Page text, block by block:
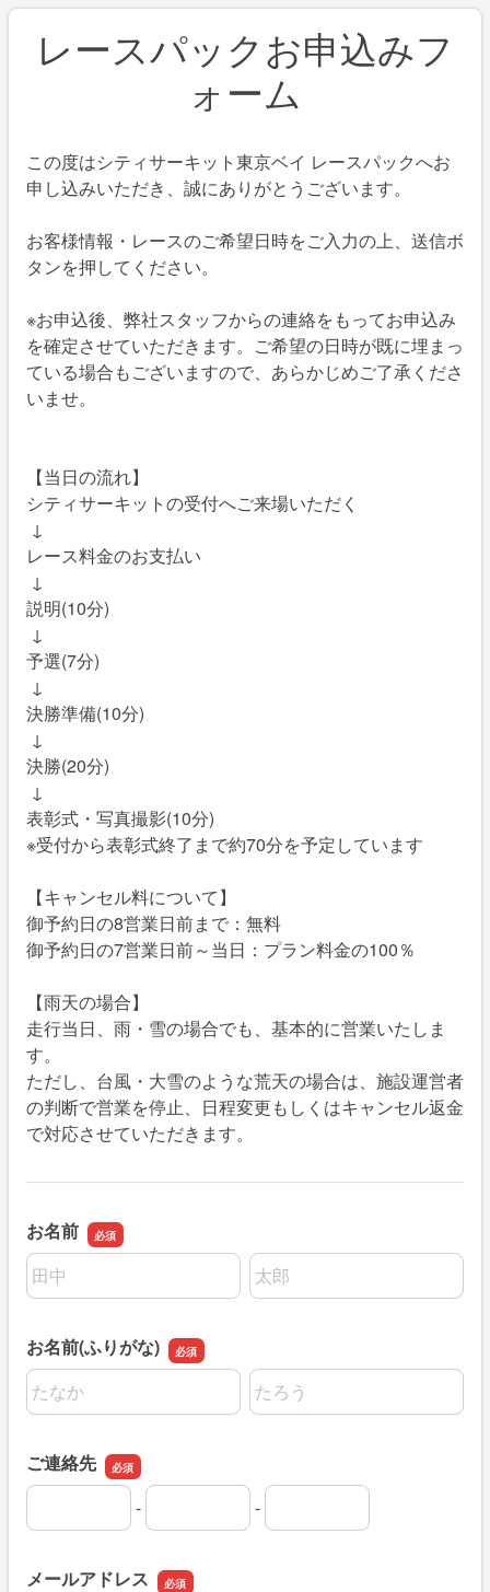
レースパックお申込みフ
ォーム
この度はシティサーキット東京ベイ レースパックへお
申し込みいただき、誠にありがとうございます。
お客様情報・レースのご希望日時をご入力の上、送信ボ
タンを押してください。
※お申込後、弊社スタッフからの連絡をもってお申込み
を確定させていただきます。ご希望の日時が既に埋まっ
ている場合もございますので、あらかじめご了承くださ
いませ。
【当日の流れ】
シティサーキットの受付へご来場いただく
↓
レース料金のお支払い
↓
説明(10分)
↓
予選(7分)
↓
決勝準備(10分)
↓
決勝(20分)
↓
表彰式・写真撮影(10分)
※受付から表彰式終了まで約70分を予定しています
【キャンセル料について】
御予約日の8営業日前まで：無料
御予約日の7営業日前～当日：プラン料金の100％
【雨天の場合】
走行当日、雨・雪の場合でも、基本的に営業いたしま
す。
ただし、台風・大雪のような荒天の場合は、施設運営者
の判断で営業を停止、日程変更もしくはキャンセル返金
で対応させていただきます。
お名前
名前の姓
名前の名
お名前(ふりがな)
名前の姓
名前の名
ご連絡先
ご連絡先の市外局番
-
ご連絡先の市内局番 -
ご連絡先の加入者番号
メールアドレス